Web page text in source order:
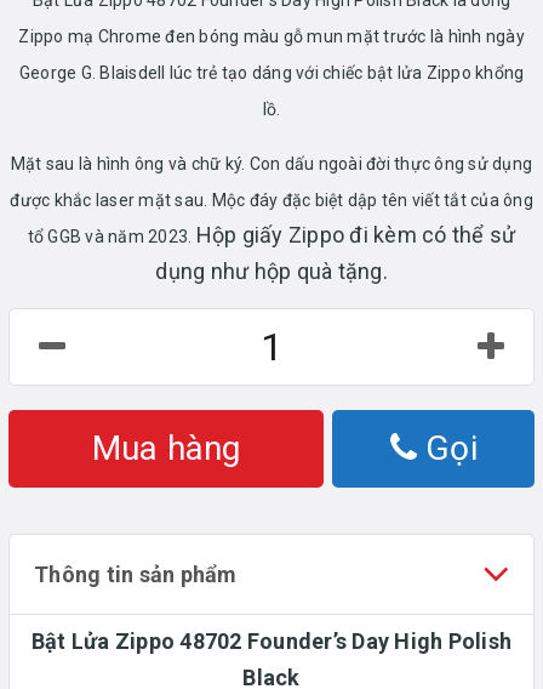
Zippo mạ Chrome đen bóng màu gỗ mun mặt trước là hình ngày
George G. Blaisdell lúc trẻ tạo dáng với chiếc bật lửa Zippo khổng
lồ.
Mặt sau là hình ông và chữ ký. Con dấu ngoài đời thực ông sử dụng
được khắc laser mặt sau. Mộc đáy đặc biệt dập tên viết tắt của ông
tổ GGB và năm 2023. Hộp giấy Zippo đi kèm có thể sử
dụng như hộp quà tặng.
Mua hàng Gọi
Thông tin sản phẩm
Bật Lửa Zippo 48702 Founder’s Day High Polish
Black